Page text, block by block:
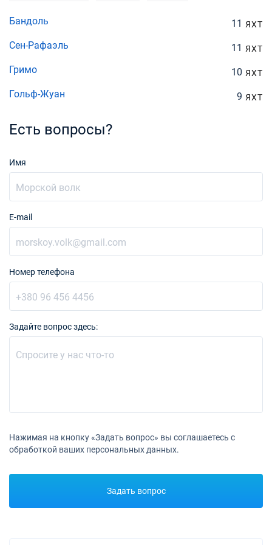
Бандоль 11 ЯХТ
Сен-Рафаэль 11 ЯХТ
Гримо 10 ЯХТ
Гольф-Жуан 9 ЯХТ
Есть вопросы?
Имя
E-mail
Номер телефона
Задайте вопрос здесь:
Нажимая на кнопку «Задать вопрос» вы соглашаетесь с
обработкой ваших персональных данных.
Задать вопрос